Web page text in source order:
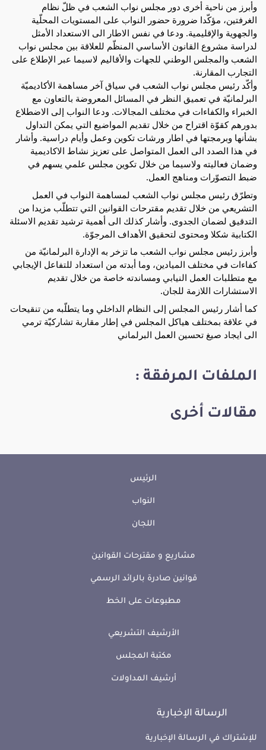
وأبرز من ناحية أخرى دور مجلس نواب الشعب في ظلّ نظام
الغرفتين، مؤكّدا ضرورة حضور النواب على المستويات المحلّية
والجهوية والإقليمية. ودعا في نفس الاطار الى الاستعداد الأمثل
لدراسة مشروع القانون الأساسي المنظّم للعلاقة بين مجلس نواب
الشعب والمجلس الوطني للجهات والأقاليم لاسيما عبر الإطلاع على
التجارب المقارنة.
وأكّد رئيس مجلس نواب الشعب في سياق آخر مساهمة الأكاديميّة
البرلمانيّة في تعميق النظر في المسائل المعروضة بالتعاون مع
الخبراء والكفاءات في مختلف المجالات. ودعا النواب إلى الاضطلاع
بدورهم كقوّة اقتراح من خلال تقديم المواضيع التي يمكن التداول
بشأنها وبرمجتها في اطار ورشات تكوين وعمل وأيام دراسية. وأشار
في هذا الصدد الى العمل المتواصل على تعزيز نشاط الاكاديمية
وضمان فعاليته ولاسيما من خلال تكوين مجلس علمي يسهم في
ضبط التصوّرات ومناهج العمل.
وتطرّق رئيس مجلس نواب الشعب لمساهمة النواب في العمل
التشريعي من خلال تقديم مقترحات القوانين التي تتطلّب مزيدا من
التدقيق لضمان الجدوى. وأشار كذلك الى أهمية ترشيد تقديم الاسئلة
الكتابية شكلا ومحتوى لتحقيق الأهداف المرجوّة.
وأبرز رئيس مجلس نواب الشعب ما تزخر به الإدارة البرلمانيّة من
كفاءات في مختلف الميادين، وما أبدته من استعداد للتفاعل الإيجابي
مع متطلبات العمل النيابي ومساندته خاصة من خلال تقديم
الاستشارات اللازمة للجان.
كما أشار رئيس المجلس إلى النظام الداخلي وما يتطلّبه من تنقيحات
في علاقة بمختلف هياكل المجلس في إطار مقاربة تشاركيّة ترمي
الى ايجاد صيغ تحسين العمل البرلماني
الملفات المرفقة :
مقالات أخرى
الرئيس
النواب
اللجان
مشاريع و مقترحات القوانين
قوانين صادرة بالرائد الرسمي
مطبوعات على الخط
الأرشيف التشريعي
مكتبة المجلس
أرشيف المداولات
الرسالة الإخبارية
للإشتراك في الرسالة الإخبارية